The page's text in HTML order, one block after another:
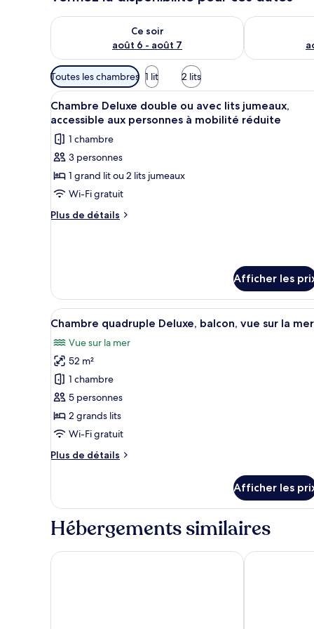
r
Ce soir
août 6 - août 7
Vérifier la disponibilité pour ce soir août 6 - août 7
Vérifier la
Filtres
disponibles
pour
les
chambres
Toutes les chambres 1 lit 2 lits
Afficher
toutes
les
photos
pour
ce
type
de
ou
avec
lits
jumeaux,
accessible
aux
personnes
à
mobilité
réduite
Chambre Deluxe double ou
6
Chambre Deluxe double ou avec lits jumeaux,
accessible aux personnes à mobilité réduite
1 chambre
3 personnes
1 grand lit ou 2 lits jumeaux
Wi-Fi gratuit
Plus de détails
Plus
double
ou
avec
lits
jumeaux,
accessible
aux
personnes
à
mobilité
réduite
Afficher les
Afficher
toutes
les
photos
pour
ce
type
de
chambre :
Chambre
balcon,
vue
la
Une chambre moderne avec
13
Chambre quadruple Deluxe, balcon, vue sur la mer
Vue sur la mer
52 m²
1 chambre
5 personnes
2 grands lits
Wi-Fi gratuit
Plus de détails
Plus
Chambre
quadruple
Deluxe,
vue
Afficher les
Hébergements similaires
Orient Beach Hotel La Playa